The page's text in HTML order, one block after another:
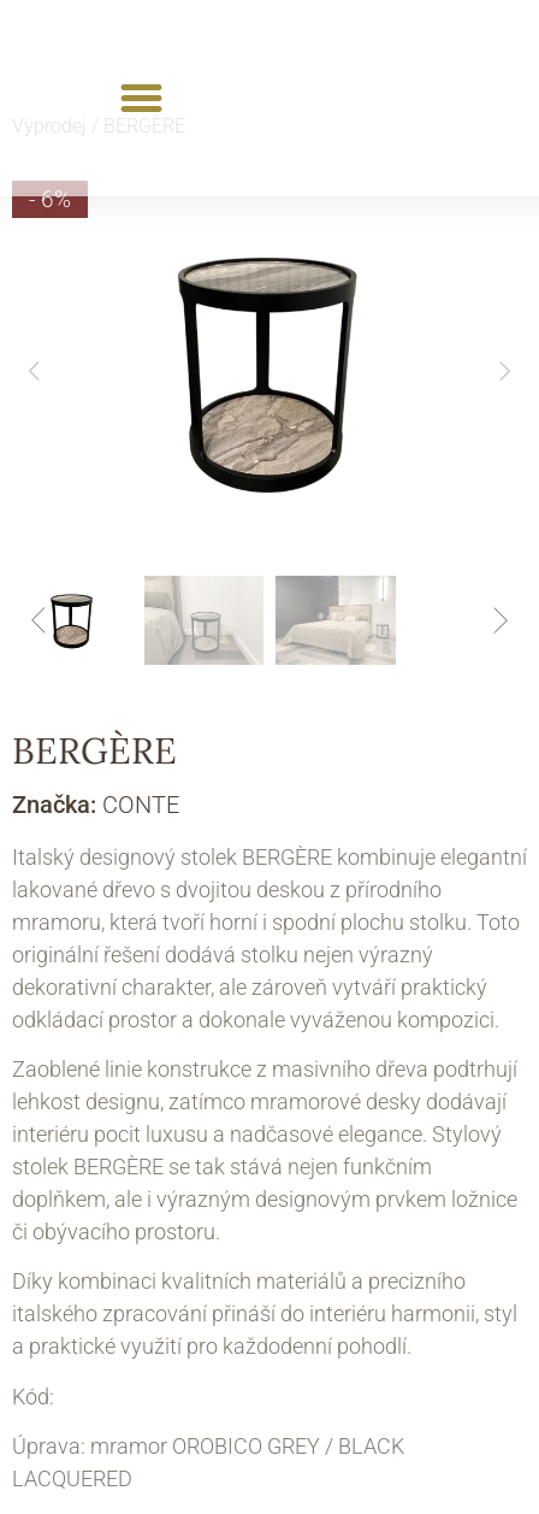
Výprodej / BERGÈRE
- 6%
BERGÈRE
Značka: CONTE
Italský designový stolek BERGÈRE kombinuje elegantní
lakované dřevo s dvojitou deskou z přírodního
mramoru, která tvoří horní i spodní plochu stolku. Toto
originální řešení dodává stolku nejen výrazný
dekorativní charakter, ale zároveň vytváří praktický
odkládací prostor a dokonale vyváženou kompozici.
Zaoblené linie konstrukce z masivního dřeva podtrhují
lehkost designu, zatímco mramorové desky dodávají
interiéru pocit luxusu a nadčasové elegance. Stylový
stolek BERGÈRE se tak stává nejen funkčním
doplňkem, ale i výrazným designovým prvkem ložnice
či obývacího prostoru.
Díky kombinaci kvalitních materiálů a precizního
italského zpracování přináší do interiéru harmonii, styl
a praktické využití pro každodenní pohodlí.
Kód:
Úprava: mramor OROBICO GREY / BLACK
LACQUERED